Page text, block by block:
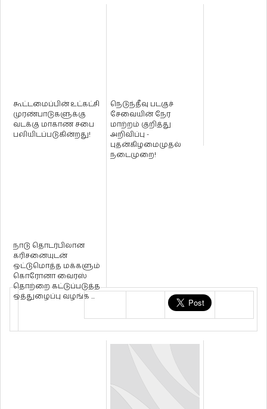
கூட்டமைப்பின் உட்கட்சி
முரண்பாடுகளுக்கு
வடக்கு மாகாண சபை
பலியிடப்படுகின்றது!
நெடுந்தீவு படகுச்
சேவையின் நேர
மாற்றம் குறித்து
அறிவிப்பு -
புதன்கிழமைமுதல்
நடைமுறை!
நாடு தொடர்பிலான
கரிசனையுடன்
ஒட்டுமொத்த மக்களும்
கொரோனா வைரஸ்
தொற்றை கட்டுப்படுத்த
ஒத்துழைப்பு வழங்க ...